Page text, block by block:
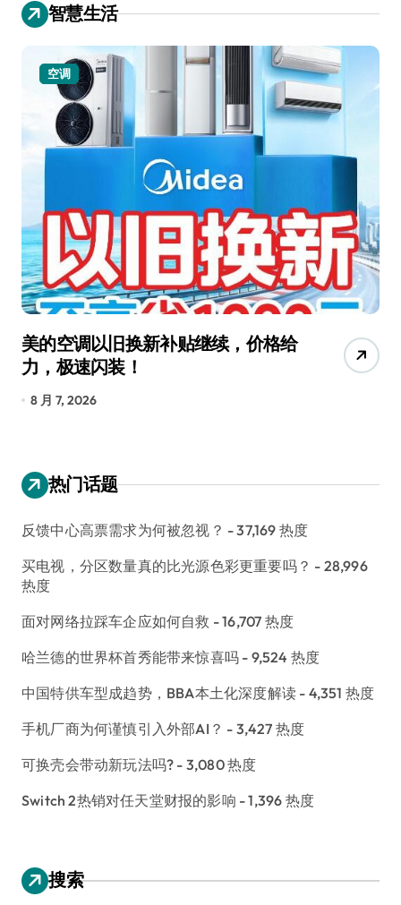
智慧生活
空调
美的空调以旧换新补贴继续，价格给
力，极速闪装！
8 月 7, 2026
热门话题
反馈中心高票需求为何被忽视？ - 37,169 热度
买电视，分区数量真的比光源色彩更重要吗？ - 28,996
热度
面对网络拉踩车企应如何自救 - 16,707 热度
哈兰德的世界杯首秀能带来惊喜吗 - 9,524 热度
中国特供车型成趋势，BBA本土化深度解读 - 4,351 热度
手机厂商为何谨慎引入外部AI？ - 3,427 热度
可换壳会带动新玩法吗? - 3,080 热度
Switch 2热销对任天堂财报的影响 - 1,396 热度
搜索